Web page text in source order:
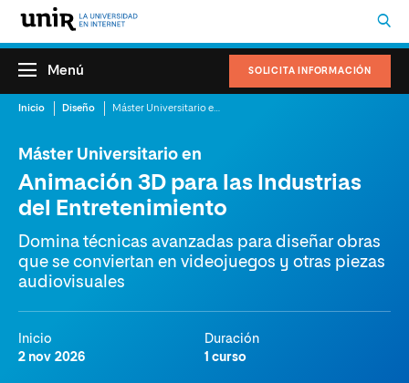
SOLICITA INFORMACIÓN
Menú
Inicio Diseño
Máster Universitario en
Animación 3D para las Industrias
del Entretenimiento
Domina técnicas avanzadas para diseñar obras
que se conviertan en videojuegos y otras piezas
audiovisuales
Inicio
2 nov 2026
Duración
1 curso